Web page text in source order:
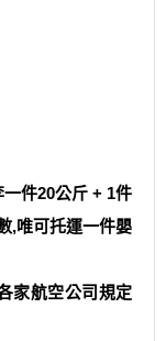
一件20公斤 + 1件
,唯可托運一件嬰
家航空公司規定